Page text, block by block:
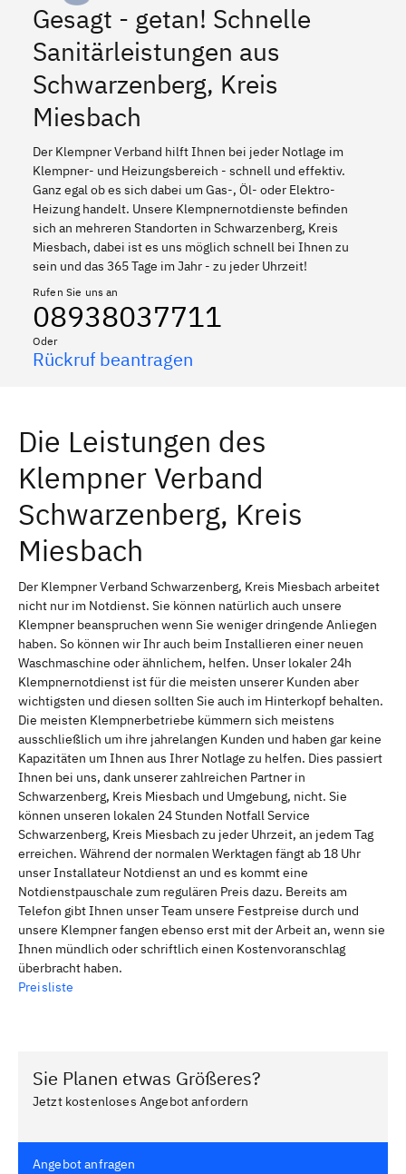
Gesagt - getan! Schnelle
Sanitärleistungen aus
Schwarzenberg, Kreis
Miesbach
Der Klempner Verband hilft Ihnen bei jeder Notlage im
Klempner- und Heizungsbereich - schnell und effektiv.
Ganz egal ob es sich dabei um Gas-, Öl- oder Elektro-
Heizung handelt. Unsere Klempnernotdienste befinden
sich an mehreren Standorten in Schwarzenberg, Kreis
Miesbach, dabei ist es uns möglich schnell bei Ihnen zu
sein und das 365 Tage im Jahr - zu jeder Uhrzeit!
Rufen Sie uns an
08938037711
Oder
Rückruf beantragen
Die Leistungen des
Klempner Verband
Schwarzenberg, Kreis
Miesbach
Der Klempner Verband Schwarzenberg, Kreis Miesbach arbeitet
nicht nur im Notdienst. Sie können natürlich auch unsere
Klempner beanspruchen wenn Sie weniger dringende Anliegen
haben. So können wir Ihr auch beim Installieren einer neuen
Waschmaschine oder ähnlichem, helfen. Unser lokaler 24h
Klempnernotdienst ist für die meisten unserer Kunden aber
wichtigsten und diesen sollten Sie auch im Hinterkopf behalten.
Die meisten Klempnerbetriebe kümmern sich meistens
ausschließlich um ihre jahrelangen Kunden und haben gar keine
Kapazitäten um Ihnen aus Ihrer Notlage zu helfen. Dies passiert
Ihnen bei uns, dank unserer zahlreichen Partner in
Schwarzenberg, Kreis Miesbach und Umgebung, nicht. Sie
können unseren lokalen 24 Stunden Notfall Service
Schwarzenberg, Kreis Miesbach zu jeder Uhrzeit, an jedem Tag
erreichen. Während der normalen Werktagen fängt ab 18 Uhr
unser Installateur Notdienst an und es kommt eine
Notdienstpauschale zum regulären Preis dazu. Bereits am
Telefon gibt Ihnen unser Team unsere Festpreise durch und
unsere Klempner fangen ebenso erst mit der Arbeit an, wenn sie
Ihnen mündlich oder schriftlich einen Kostenvoranschlag
überbracht haben.
Preisliste
Sie Planen etwas Größeres?
Jetzt kostenloses Angebot anfordern
Angebot anfragen